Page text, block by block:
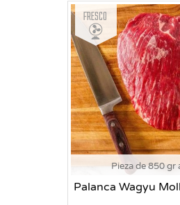
Pieza de 850 gr
Palanca Wagyu
Fresco